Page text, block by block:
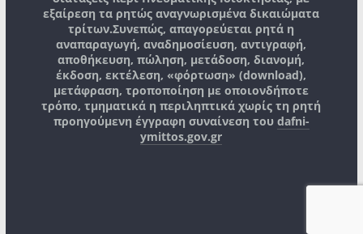
εξαίρεση τα ρητώς αναγνωρισμένα δικαιώματα
τρίτων.Συνεπώς, απαγορεύεται ρητά η
αναπαραγωγή, αναδημοσίευση, αντιγραφή,
αποθήκευση, πώληση, μετάδοση, διανομή,
έκδοση, εκτέλεση, «φόρτωση» (download),
μετάφραση, τροποποίηση με οποιονδήποτε
τρόπο, τμηματικά η περιληπτικά χωρίς τη ρητή
προηγούμενη έγγραφη συναίνεση του dafni-
ymittos.gov.gr